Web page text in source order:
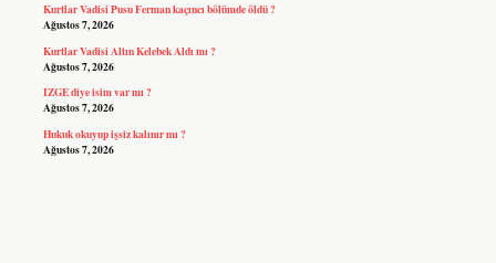
Kurtlar Vadisi Pusu Ferman kaçıncı bölümde öldü ?
Ağustos 7, 2026
Kurtlar Vadisi Altın Kelebek Aldı mı ?
Ağustos 7, 2026
IZGE diye isim var mı ?
Ağustos 7, 2026
Hukuk okuyup işsiz kalınır mı ?
Ağustos 7, 2026